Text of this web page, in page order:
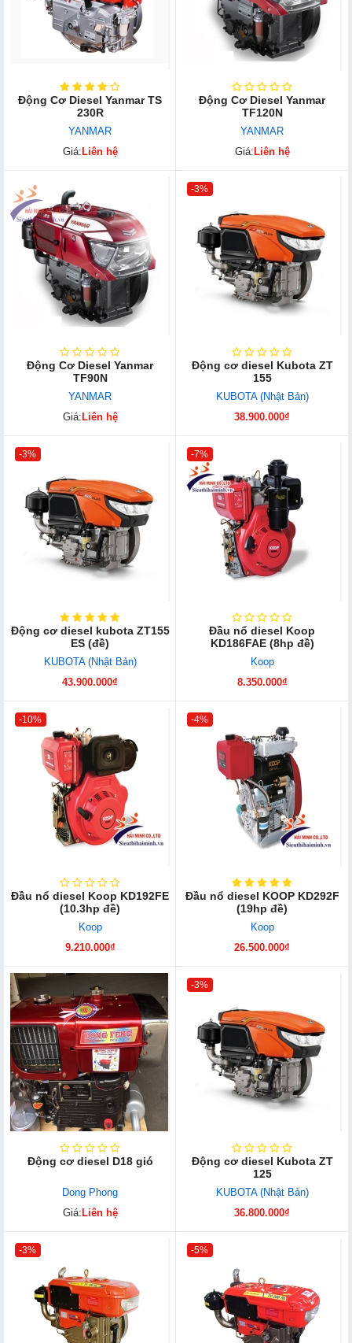
Động Cơ Diesel Yanmar TS
230R
YANMAR
Giá: Liên hệ
Động Cơ Diesel Yanmar
TF120N
YANMAR
Giá: Liên hệ
Động Cơ Diesel Yanmar
TF90N
YANMAR
Giá: Liên hệ
-3%
Động cơ diesel Kubota ZT
155
KUBOTA (Nhật Bản)
38.900.000₫
-3%
Động cơ diesel kubota ZT155
ES (đề)
KUBOTA (Nhật Bản)
43.900.000₫
-7%
Đầu nổ diesel Koop
KD186FAE (8hp đề)
Koop
8.350.000₫
-10%
Đầu nổ diesel Koop KD192FE
(10.3hp đề)
Koop
9.210.000₫
-4%
Đầu nổ diesel KOOP KD292F
(19hp đề)
Koop
26.500.000₫
Động cơ diesel D18 gió
Dong Phong
Giá: Liên hệ
-3%
Động cơ diesel Kubota ZT
125
KUBOTA (Nhật Bản)
36.800.000₫
-3% -5%